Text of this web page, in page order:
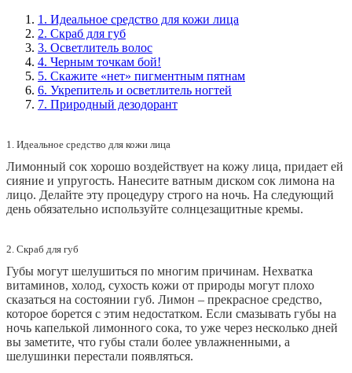
1. Идеальное средство для кожи лица
2. Скраб для губ
3. Осветлитель волос
4. Черным точкам бой!
5. Скажите «нет» пигментным пятнам
6. Укрепитель и осветлитель ногтей
7. Природный дезодорант
1. Идеальное средство для кожи лица
Лимонный сок хорошо воздействует на кожу лица, придает ей
сияние и упругость. Нанесите ватным диском сок лимона на
лицо. Делайте эту процедуру строго на ночь. На следующий
день обязательно используйте солнцезащитные кремы.
2. Скраб для губ
Губы могут шелушиться по многим причинам. Нехватка
витаминов, холод, сухость кожи от природы могут плохо
сказаться на состоянии губ. Лимон – прекрасное средство,
которое борется с этим недостатком. Если смазывать губы на
ночь капелькой лимонного сока, то уже через несколько дней
вы заметите, что губы стали более увлажненными, а
шелушинки перестали появляться.